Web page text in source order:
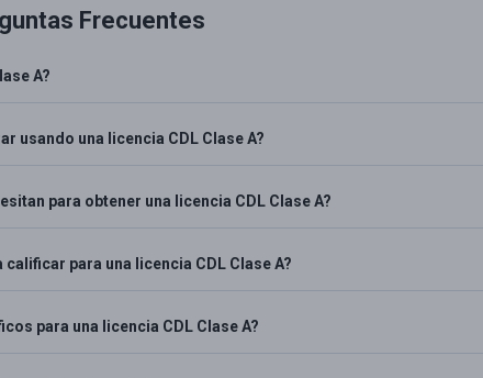
Frecuentes
A?
usando una licencia CDL Clase A?
para obtener una licencia CDL Clase A?
para una licencia CDL Clase A?
para una licencia CDL Clase A?